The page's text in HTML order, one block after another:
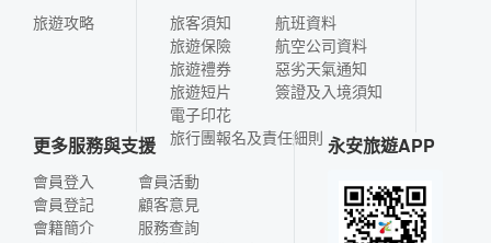
旅遊攻略
旅客須知
旅遊保險
旅遊禮券
旅遊短片
電子印花
航班資料
航空公司資料
惡劣天氣通知
簽證及入境須知
旅行團報名及責任細則
更多服務與支援
會員登入
會員登記
會籍簡介
會員活動
顧客意見
服務查詢
永安旅遊APP